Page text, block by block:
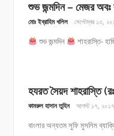
শুভ জন্মদিন – মেজর
মোঃ ইব্রাহিম খলিল সেপ্টেম্বর ১৩,
শুভ জন্মদিন শাহরাস্তি-
হযরত সৈয়দ শাহরাস্তি
কামরুল হাসান তুহিন আগস্ট ১৭, ২০১৭
বাংলার অন্যতম সুফি মুসলিম